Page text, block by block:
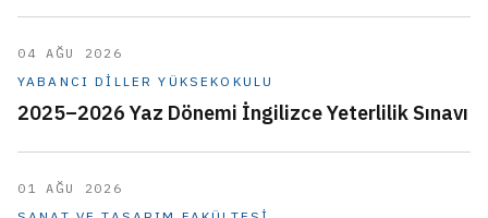
04 AĞU 2026
YABANCI DILLER YÜKSEKOKULU
2025–2026 Yaz Dönemi İngilizce Yeterlilik Sınavı
01 AĞU 2026